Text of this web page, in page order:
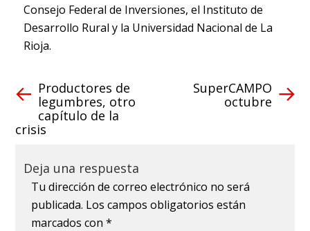
Consejo Federal de Inversiones, el Instituto de
Desarrollo Rural y la Universidad Nacional de La
Rioja.
Productores de
legumbres, otro
capítulo de la
crisis
SuperCAMPO
octubre
Deja una respuesta
Tu dirección de correo electrónico no será
publicada. Los campos obligatorios están
marcados con*